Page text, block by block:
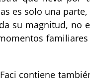
es solo una
su magnitud, no
contiene